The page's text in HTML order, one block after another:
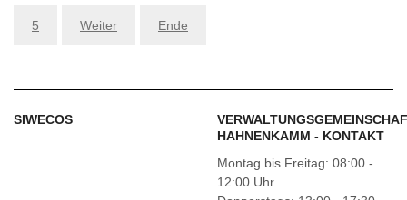
5 Weiter Ende
SIWECOS
HAHNENKAMM - KONTAKT
Montag bis Freitag: 08:00 -
12:00 Uhr